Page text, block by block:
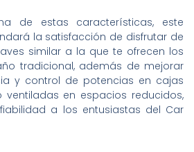
de estas características, este
la satisfacción de disfrutar de
similar a la que te ofrecen los
tradicional, además de mejorar
y control de potencias en cajas
en espacios reducidos,
a los entusiastas del Car